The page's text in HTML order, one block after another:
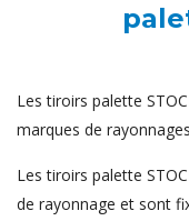
Les tiroirs palette
marques de
Les tiroirs palette
de rayonnage et sont